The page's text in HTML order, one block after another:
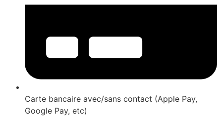
Carte bancaire avec/sans contact (Apple Pay,
Google Pay, etc)